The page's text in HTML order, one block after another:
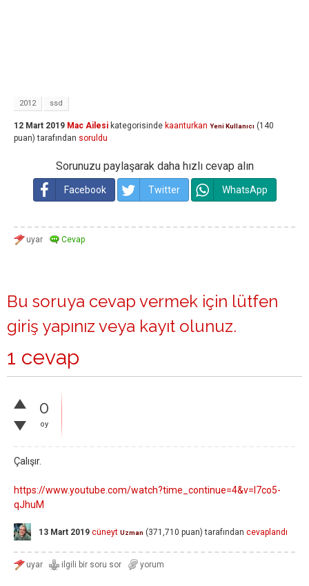
2012 ssd
12 Mart 2019 Mac Ailesi kategorisinde kaanturkan Yeni Kullanıcı (140
puan) tarafından soruldu
Sorunuzu paylaşarak daha hızlı cevap alın
Facebook Twitter WhatsApp
Bu soruya cevap vermek için lütfen
giriş yapınız veya kayıt olunuz.
1 cevap
0
oy
Çalışır.
https://www.youtube.com/watch?time_continue=4&v=I7co5-
qJhuM
13 Mart 2019 cüneyt Uzman (371,710 puan) tarafından cevaplandı